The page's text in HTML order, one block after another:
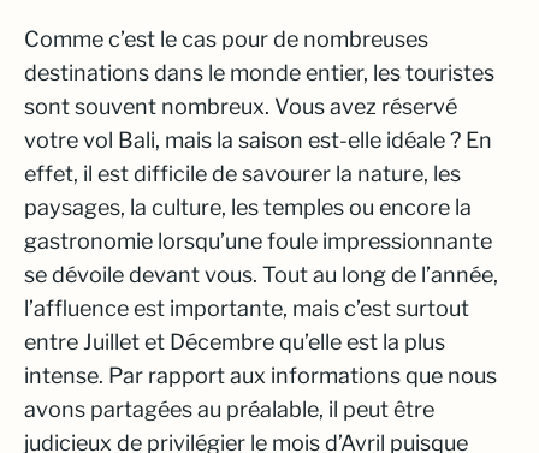
Comme c’est le cas pour de nombreuses
destinations dans le monde entier, les touristes
sont souvent nombreux. Vous avez réservé
votre vol Bali, mais la saison est-elle idéale ? En
effet, il est difficile de savourer la nature, les
paysages, la culture, les temples ou encore la
gastronomie lorsqu’une foule impressionnante
se dévoile devant vous. Tout au long de l’année,
l’affluence est importante, mais c’est surtout
entre Juillet et Décembre qu’elle est la plus
intense. Par rapport aux informations que nous
avons partagées au préalable, il peut être
judicieux de privilégier le mois d’Avril puisque